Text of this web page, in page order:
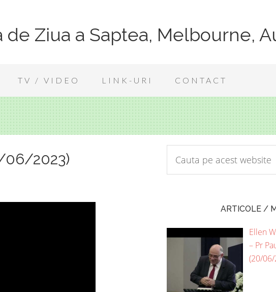
de Ziua a Saptea, Melbourne,
TV / VIDEO LINK-URI CONTACT
06/2023)
ARTICOLE /
Ellen
– Pr
(20/